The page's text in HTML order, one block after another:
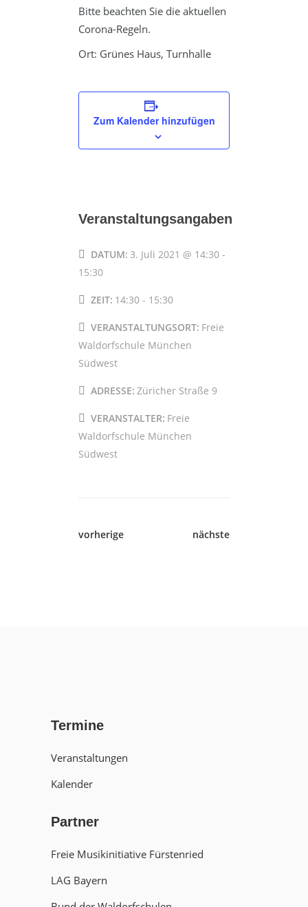
Bitte beachten Sie die aktuellen
Corona-Regeln.
Ort: Grünes Haus, Turnhalle
Zum Kalender hinzufügen
Veranstaltungsangaben
DATUM: 3. Juli 2021 @ 14:30 -
15:30
ZEIT: 14:30 - 15:30
VERANSTALTUNGSORT: Freie
Waldorfschule München
Südwest
ADRESSE: Züricher Straße 9
VERANSTALTER: Freie
Waldorfschule München
Südwest
vorherige nächste
Termine
Veranstaltungen
Kalender
Partner
Freie Musikinitiative Fürstenried
LAG Bayern